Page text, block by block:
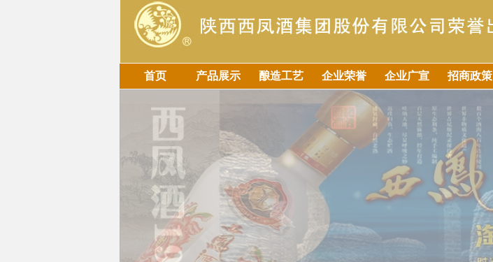
首页 产品展示 酿造工艺 企业荣誉 企业广宣 招商政策